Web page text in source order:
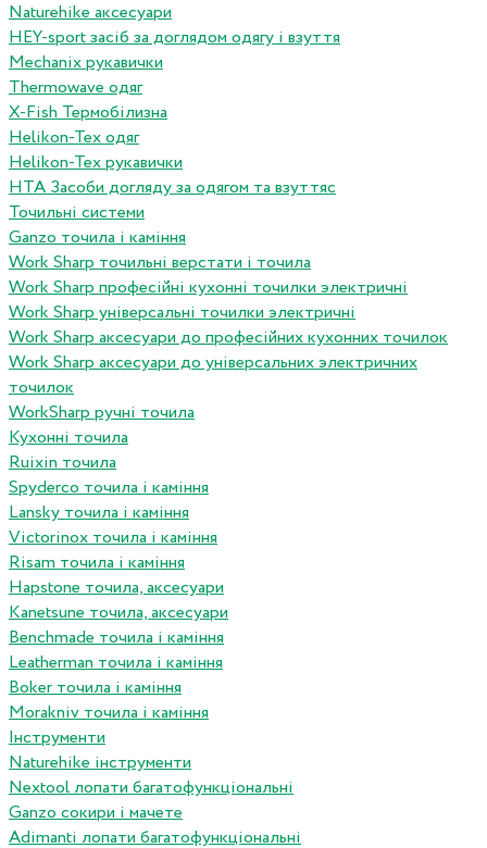
Naturehike аксесуари
HEY-sport засіб за доглядом одягу і взуття
Mechanix рукавички
Thermowave одяг
X-Fish Термобілизна
Helikon-Tex одяг
Helikon-Tex рукавички
HTA Засоби догляду за одягом та взуттяс
Точильні системи
Ganzo точила і каміння
Work Sharp точильні верстати і точила
Work Sharp професiйнi кухоннi точилки электричнi
Work Sharp унiверсальнi точилки электричнi
Work Sharp аксесуари до професiйних кухонних точилок
Work Sharp аксесуари до унiверсальних электричних
точилок
WorkSharp ручні точила
Кухонні точила
Ruixin точила
Spyderco точила і каміння
Lansky точила і каміння
Victorinox точила і каміння
Risam точила і каміння
Hapstone точила, аксесуари
Kanetsune точила, аксесуари
Benchmade точила і каміння
Leatherman точила і каміння
Boker точила і каміння
Morakniv точила і каміння
Інструменти
Naturehike інструменти
Nextool лопати багатофункціональні
Ganzo сокири і мачете
Adimanti лопати багатофункціональні